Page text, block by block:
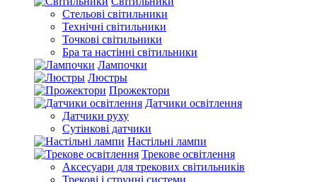
Стельові світильники
Технічні світильники
Точкові світильники
Бра та настінні світильники
Лампочки
Люстры
Прожектори
Датчики освітлення
Датчики руху
Сутінкові датчики
Настільні лампи
Трекове освітлення
Аксесуари для трекових світильників
Трекові і струнні системи